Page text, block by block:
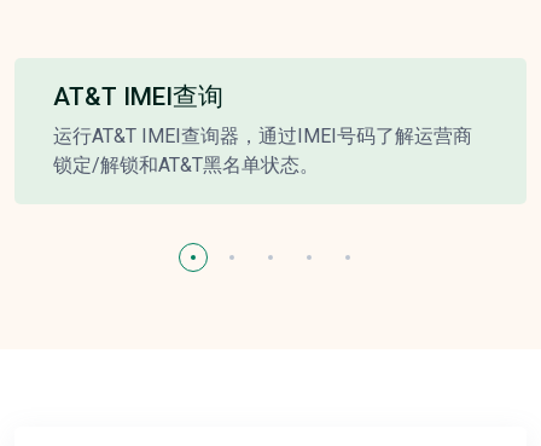
AT&T IMEI查询
运行AT&T IMEI查询器，通过IMEI号码了解运营商
锁定/解锁和AT&T黑名单状态。